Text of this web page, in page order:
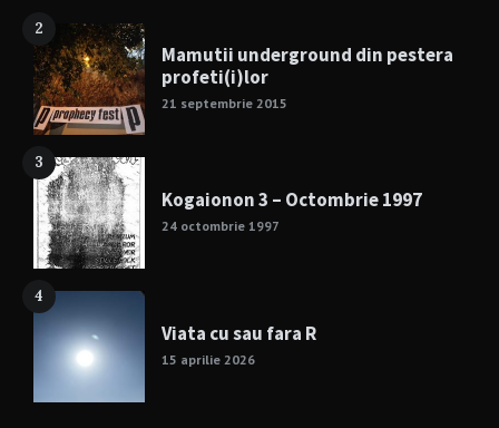
2
Mamutii underground din pestera
profeti(i)lor
21 septembrie 2015
3
Kogaionon 3 – Octombrie 1997
24 octombrie 1997
4
Viata cu sau fara R
15 aprilie 2026